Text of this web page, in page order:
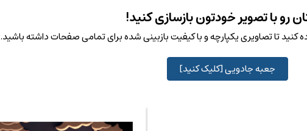
رو با تصویر خودتون بازسازی کنید!
تا تصاویری یکپارچه و با کیفیت بازبینی شده برای تمامی صفحات داشته باشید.
جعبه جادویی [کلیک کنید]